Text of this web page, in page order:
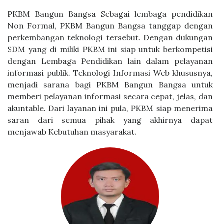
PKBM Bangun Bangsa Sebagai lembaga pendidikan
Non Formal, PKBM Bangun Bangsa tanggap dengan
perkembangan teknologi tersebut. Dengan dukungan
SDM yang di miliki PKBM ini siap untuk berkompetisi
dengan Lembaga Pendidikan lain dalam pelayanan
informasi publik. Teknologi Informasi Web khususnya,
menjadi sarana bagi PKBM Bangun Bangsa untuk
memberi pelayanan informasi secara cepat, jelas, dan
akuntable. Dari layanan ini pula, PKBM siap menerima
saran dari semua pihak yang akhirnya dapat
menjawab Kebutuhan masyarakat.